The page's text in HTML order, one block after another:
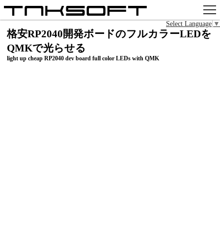
アプリ
x
Select Language ▼
格安RP2040開発ボードのフルカラーLEDを
QMKで光らせる
light up cheap RP2040 dev board full color LEDs with QMK